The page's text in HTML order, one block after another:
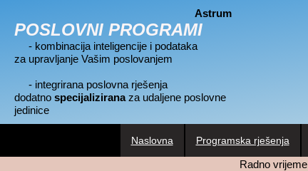
Astrum
POSLOVNI PROGRAMI
- kombinacija inteligencije i podataka
za upravljanje Vašim poslovanjem
- integrirana poslovna rješenja
dodatno specijaliziranaza udaljene poslovne
jedinice
Naslovna Programska rješenja
Radno